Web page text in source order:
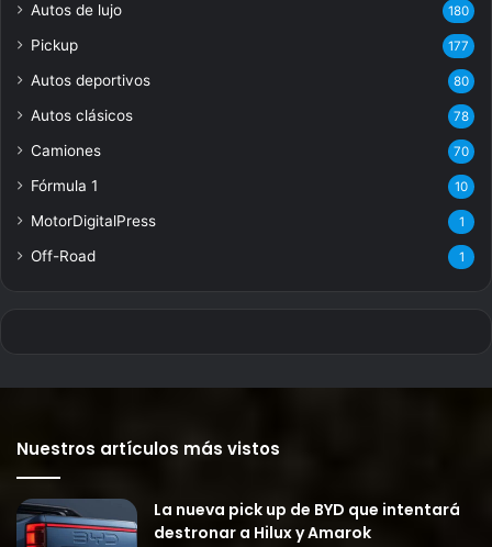
Autos de lujo 180
Pickup 177
Autos deportivos 80
Autos clásicos 78
Camiones 70
Fórmula 1 10
MotorDigitalPress 1
Off-Road 1
Nuestros artículos más vistos
La nueva pick up de BYD que intentará
destronar a Hilux y Amarok